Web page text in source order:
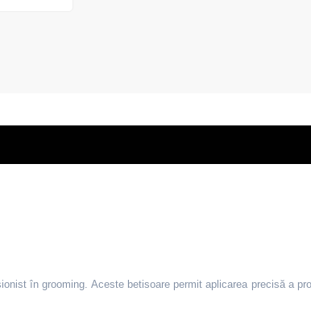
în grooming. Aceste betisoare permit aplicarea precisă a